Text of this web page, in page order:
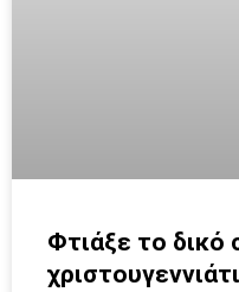
Φτιάξε το δικό